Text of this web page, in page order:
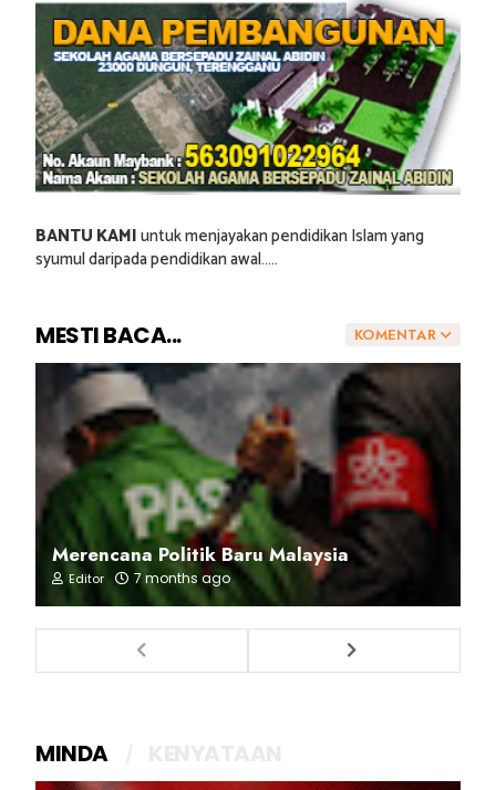
BANTU KAMIuntuk menjayakan pendidikan Islam yang
syumul daripada pendidikan awal.....
KOMENTAR
MESTI BACA...
Merencana Politik Baru Malaysia
Editor 7 months ago
MINDA